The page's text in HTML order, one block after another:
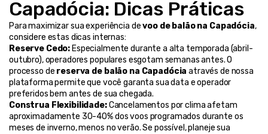
Capadócia: Dicas Práticas
Para maximizar sua experiência de voo de balão na Capadócia,
considere estas dicas internas:
Reserve Cedo: Especialmente durante a alta temporada (abril-
outubro), operadores populares esgotam semanas antes. O
processo de reserva de balão na Capadócia através de nossa
plataforma permite que você garanta sua data e operador
preferidos bem antes de sua chegada.
Construa Flexibilidade: Cancelamentos por clima afetam
aproximadamente 30-40% dos voos programados durante os
meses de inverno, menos no verão. Se possível, planeje sua